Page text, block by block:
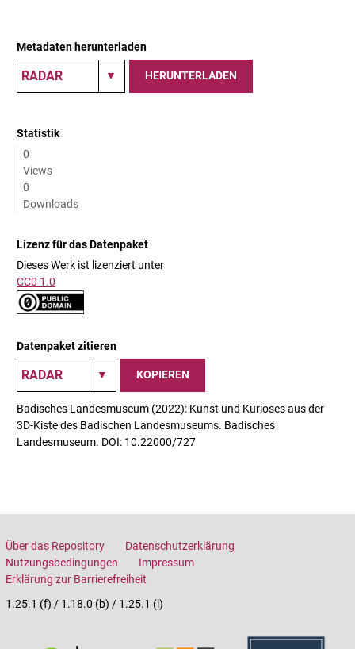
Metadaten herunterladen
HERUNTERLADEN
Statistik
0
Views
0
Downloads
Lizenz für das Datenpaket
Dieses Werk ist lizenziert unter
CC0 1.0
Datenpaket zitieren
KOPIEREN
Badisches Landesmuseum (2022): Kunst und Kurioses aus der
3D-Kiste des Badischen Landesmuseums. Badisches
Landesmuseum. DOI: 10.22000/727
Über das Repository
Datenschutzerklärung
Nutzungsbedingungen
Impressum
Erklärung zur Barrierefreiheit
1.25.1 (f) / 1.18.0 (b) / 1.25.1 (i)